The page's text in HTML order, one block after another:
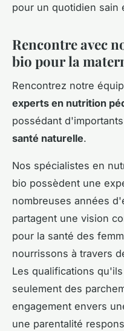
pour un quotidien sain
Rencontre avec
bio pour la
Rencontrez notre
experts en nutrition
possédant d'importants
santé naturelle.
Nos spécialistes en
bio possèdent une
nombreuses années
partagent une vision
pour la santé des
nourrissons à travers
Les qualifications
seulement des
engagement envers
une parentalité